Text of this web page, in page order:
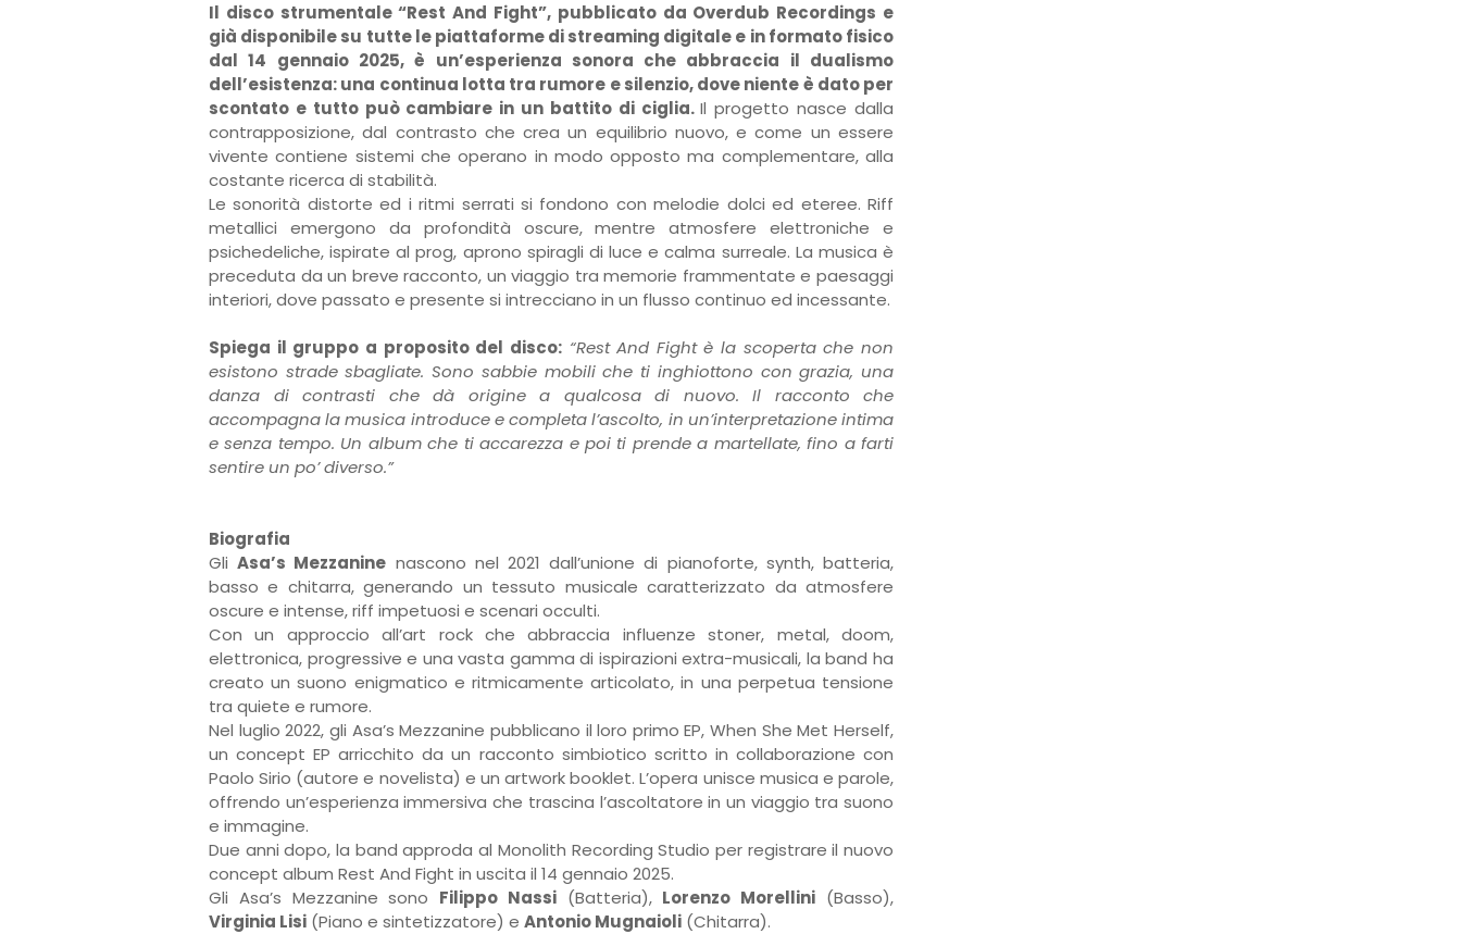
Il disco strumentale “Rest And Fight”, pubblicato da Overdub Recordings e
già disponibile su tutte le piattaforme di streaming digitale e in formato fisico
dal 14 gennaio 2025, è un’esperienza sonora che abbraccia il dualismo
dell’esistenza: una continua lotta tra rumore e silenzio, dove niente è dato per
scontato e tutto può cambiare in un battito di ciglia.Il progetto nasce dalla
contrapposizione, dal contrasto che crea un equilibrio nuovo, e come un essere
vivente contiene sistemi che operano in modo opposto ma complementare, alla
costante ricerca di stabilità.
Le sonorità distorte ed i ritmi serrati si fondono con melodie dolci ed eteree. Riff
metallici emergono da profondità oscure, mentre atmosfere elettroniche e
psichedeliche, ispirate al prog, aprono spiragli di luce e calma surreale. La musica è
preceduta da un breve racconto, un viaggio tra memorie frammentate e paesaggi
interiori, dove passato e presente si intrecciano in un flusso continuo ed incessante.
Spiega il gruppo a proposito del disco: “Rest And Fight è la scoperta che non
esistono strade sbagliate. Sono sabbie mobili che ti inghiottono con grazia, una
danza di contrasti che dà origine a qualcosa di nuovo. Il racconto che
accompagna la musica introduce e completa l’ascolto, in un’interpretazione intima
e senza tempo. Un album che ti accarezza e poi ti prende a martellate, fino a farti
sentire un po’ diverso.”
Biografia
GliAsa’s Mezzanine nascono nel 2021 dall’unione di pianoforte, synth, batteria,
basso e chitarra, generando un tessuto musicale caratterizzato da atmosfere
oscure e intense, riff impetuosi e scenari occulti.
Con un approccio all’art rock che abbraccia influenze stoner, metal, doom,
elettronica, progressive e una vasta gamma di ispirazioni extra-musicali, la band ha
creato un suono enigmatico e ritmicamente articolato, in una perpetua tensione
tra quiete e rumore.
Nel luglio 2022, gli Asa’s Mezzanine pubblicano il loro primo EP, When She Met Herself,
un concept EP arricchito da un racconto simbiotico scritto in collaborazione con
Paolo Sirio (autore e novelista) e un artwork booklet. L’opera unisce musica e parole,
offrendo un’esperienza immersiva che trascina l’ascoltatore in un viaggio tra suono
e immagine.
Due anni dopo, la band approda al Monolith Recording Studio per registrare il nuovo
concept album Rest And Fight in uscita il 14 gennaio 2025.
Gli Asa’s Mezzanine sono Filippo Nassi(Batteria), Lorenzo Morellini (Basso),
Virginia Lisi (Piano e sintetizzatore) e Antonio Mugnaioli (Chitarra).